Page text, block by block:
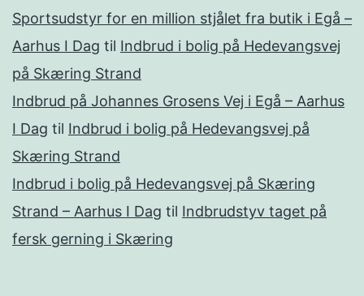
Sportsudstyr for en million stjålet fra butik i Egå –
Aarhus I Dag til Indbrud i bolig på Hedevangsvej
på Skæring Strand
Indbrud på Johannes Grosens Vej i Egå – Aarhus
I Dag til Indbrud i bolig på Hedevangsvej på
Skæring Strand
Indbrud i bolig på Hedevangsvej på Skæring
Strand – Aarhus I Dag til Indbrudstyv taget på
fersk gerning i Skæring